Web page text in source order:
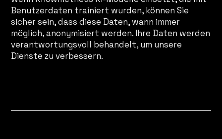
Benutzerdaten trainiert wurden, können Sie
sicher sein, dass diese Daten, wann immer
möglich, anonymisiert werden. Ihre Daten werden
verantwortungsvoll behandelt, um unsere
Dienste zu verbessern.